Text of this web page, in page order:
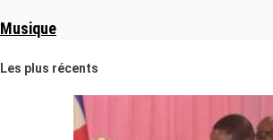
Musique
Les plus récents